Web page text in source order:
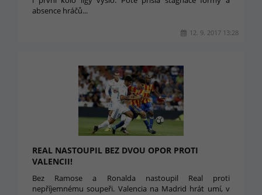
absence hráčů...
12. 9. 2017 13:28
REAL NASTOUPIL BEZ DVOU OPOR PROTI
VALENCII!
Bez Ramose a Ronalda nastoupil Real proti
nepříjemnému soupeři. Valencia na Madrid hrát umí, v